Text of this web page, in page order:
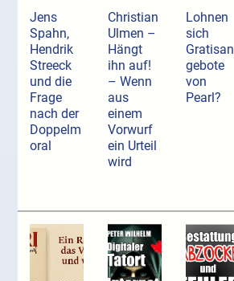
Jens
Spahn,
Hendrik
Streeck
und die
Frage
nach der
Doppelm
oral
Christian
Ulmen –
Hängt
ihn auf!
– Wenn
aus
einem
Vorwurf
ein Urteil
wird
Lohnen
sich
Gratisan
gebote
von
Pearl?